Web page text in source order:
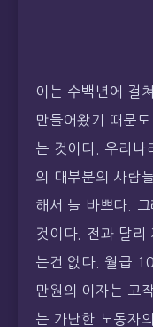
이는 수백년에 걸
만들어왔기 때문
는 것이다. 우리
의 대부분의 사람
해서 늘 바쁘다.
것이다. 전과 달리
는건 없다. 월급
만원의 이자는 고
는 가난한 노동자